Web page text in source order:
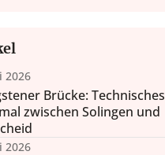
2026
Brücke: Technisches
zwischen Solingen und
2026